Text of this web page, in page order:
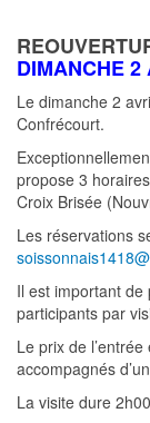
DIMANCHE 2
Le dimanche 2
Confrécourt.
propose 3
Croix Brisée
Les réservations
Il est important
participants par
Le prix de
accompagnés
La visite dure